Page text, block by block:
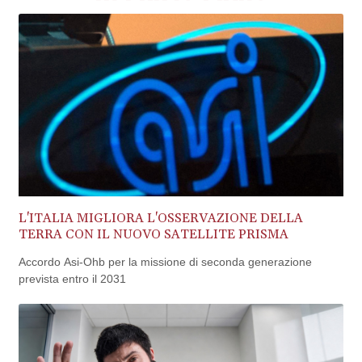
BOB 14.004993
BRL 5.916207
BSD 1.153151
BTN 109.628664
BWP 15.63742
BYN 3.410563
BYR
22635.15384
BZD 2.319233
CAD 1.618125
CDF
2611.126427
CHF 0.932311
CLF 0.026733
1055.559908
CNH 7.793913
COP
L'ITALIA MIGLIORA L'OSSERVAZIONE DELLA
TERRA CON IL NUOVO SATELLITE PRISMA
Accordo Asi-Ohb per la missione di seconda generazione
prevista entro il 2031